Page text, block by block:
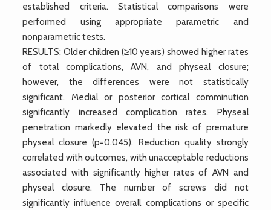
established criteria. Statistical comparisons were
performed using appropriate parametric and
nonparametric tests.
RESULTS: Older children (≥10 years) showed higher rates
of total complications, AVN, and physeal closure;
however, the differences were not statistically
significant. Medial or posterior cortical comminution
significantly increased complication rates. Physeal
penetration markedly elevated the risk of premature
physeal closure (p=0.045). Reduction quality strongly
correlated with outcomes, with unacceptable reductions
associated with significantly higher rates of AVN and
physeal closure. The number of screws did not
significantly influence overall complications or specific